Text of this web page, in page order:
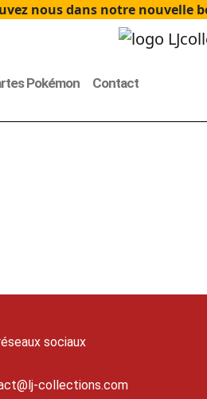
nous dans notre nouvelle
Pokémon Contact
sociaux
collections.com